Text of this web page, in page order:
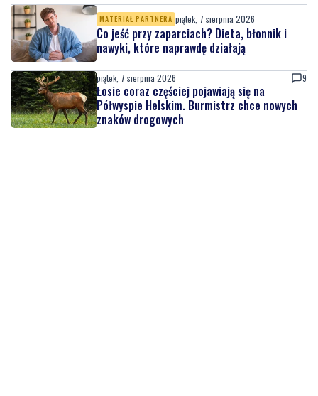
MATERIAŁ PARTNERA piątek, 7 sierpnia 2026
Co jeść przy zaparciach? Dieta, błonnik i
nawyki, które naprawdę działają
piątek, 7 sierpnia 2026 9
Łosie coraz częściej pojawiają się na
Półwyspie Helskim. Burmistrz chce nowych
znaków drogowych